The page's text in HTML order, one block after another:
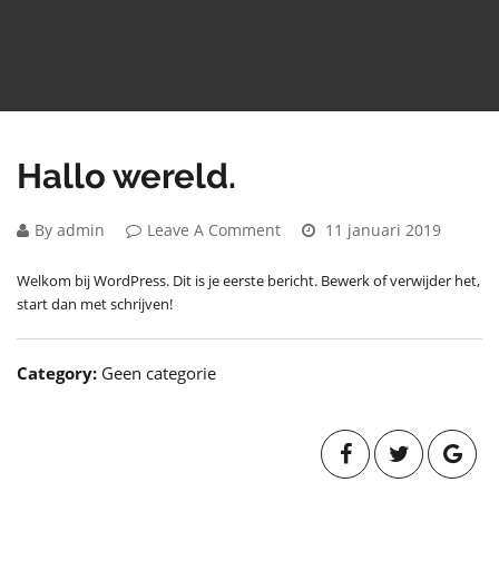
Hallo wereld.
By admin Leave A Comment 11 januari 2019
Welkom bij WordPress. Dit is je eerste bericht. Bewerk of verwijder het,
start dan met schrijven!
Category: Geen categorie